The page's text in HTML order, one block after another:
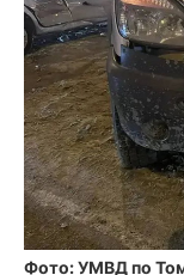
Фото: УМВД по